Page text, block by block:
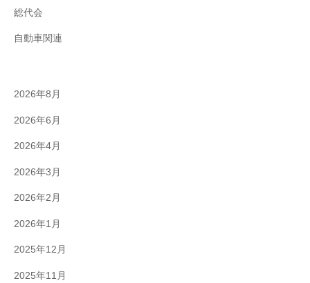
総代会
自動車関連
2026年8月
2026年6月
2026年4月
2026年3月
2026年2月
2026年1月
2025年12月
2025年11月